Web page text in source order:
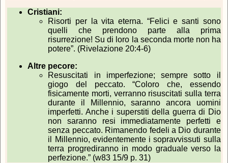
Cristiani:
Risorti per la vita eterna. “Felici e santi sono
quelli che prendono parte alla prima
risurrezione! Su di loro la seconda morte non ha
potere”. (Rivelazione 20:4-6)
Altre pecore:
Resuscitati in imperfezione; sempre sotto il
giogo del peccato. “Coloro che, essendo
fisicamente morti, verranno risuscitati sulla terra
durante il Millennio, saranno ancora uomini
imperfetti. Anche i superstiti della guerra di Dio
non saranno resi immediatamente perfetti e
senza peccato. Rimanendo fedeli a Dio durante
il Millennio, evidentemente i sopravvissuti sulla
terra progrediranno in modo graduale verso la
perfezione.” (w83 15/9 p. 31)